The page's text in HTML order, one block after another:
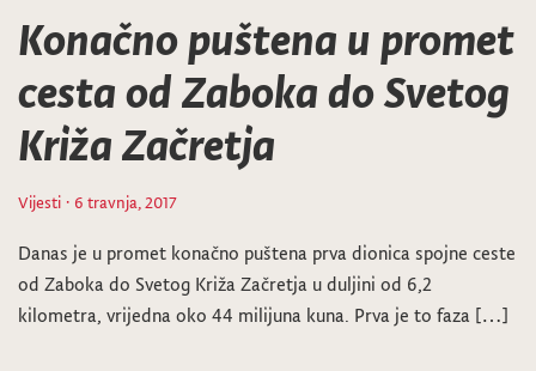
Konačno puštena u promet
cesta od Zaboka do Svetog
Križa Začretja
Vijesti · 6 travnja, 2017
Danas je u promet konačno puštena prva dionica spojne ceste
od Zaboka do Svetog Križa Začretja u duljini od 6,2
kilometra, vrijedna oko 44 milijuna kuna. Prva je to faza […]